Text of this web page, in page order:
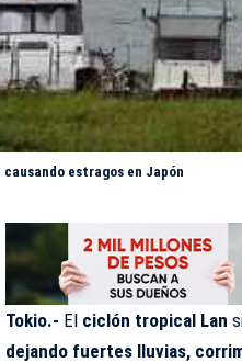
estragos en Japón
Tokio.- El ciclón tropical Lan
dejando fuertes lluvias,